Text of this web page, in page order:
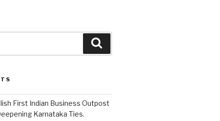
First Indian Business Outpost
Karnataka Ties.